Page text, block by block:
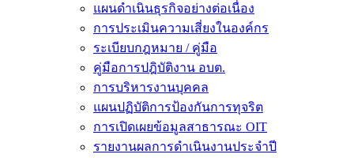
แผนดำเนินธุรกิจอย่างต่อเนื่อง
การประเมินความเสี่ยงในองค์กร
ระเบียบกฎหมาย / คู่มือ
คู่มือการปฎิบัติงาน อบต.
การบริหารงานบุคคล
แผนปฏิบัติการป้องกันการทุจริต
การเปิดเผยข้อมูลสาธารณะ OIT
รายงานผลการดำเนินงานประจำปี